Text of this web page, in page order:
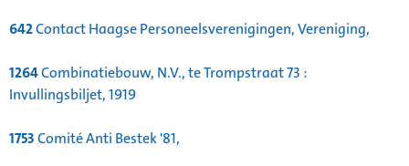
642Contact Haagse Personeelsverenigingen, Vereniging,
1264Combinatiebouw, N.V., te Trompstraat 73 :
Invullingsbiljet, 1919
1753Comité Anti Bestek '81,